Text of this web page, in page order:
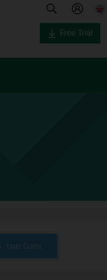
Free Trial
- User Guide